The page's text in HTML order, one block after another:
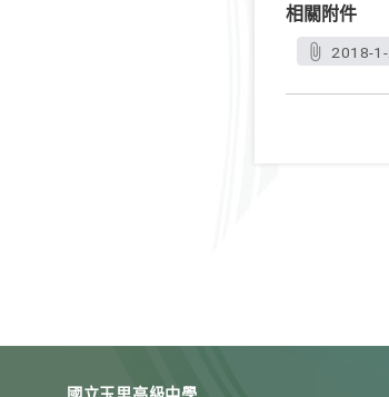
相關附件
2018-